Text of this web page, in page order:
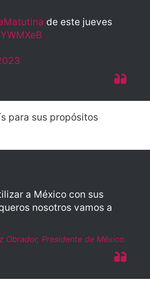
de este jueves
para sus propósitos
a México con sus
nosotros vamos a
Obrador, Presidente de México.